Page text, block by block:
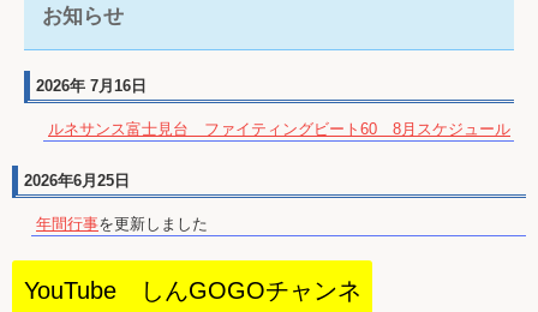
お知らせ
2026年 7月16日
ルネサンス富士見台 ファイティングビート60 8月スケジュール
2026年6月25日
年間行事を更新しました
YouTube しんGOGOチャンネ